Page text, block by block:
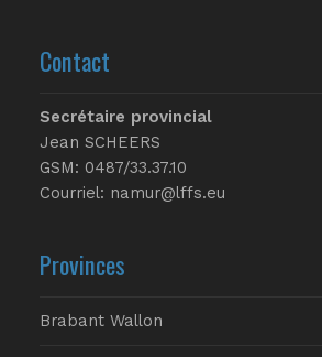
Contact
Secrétaire provincial
Jean SCHEERS
GSM: 0487/33.37.10
Courriel: namur@lffs.eu
Provinces
Brabant Wallon